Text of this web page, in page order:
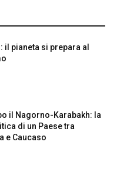
il pianeta si prepara al
il Nagorno-Karabakh: la
di un Paese tra
e Caucaso